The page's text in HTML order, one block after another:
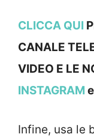
CLICCA QUI
CANALE
VIDEO E LE
INSTAGRAMe
Infine, usa le